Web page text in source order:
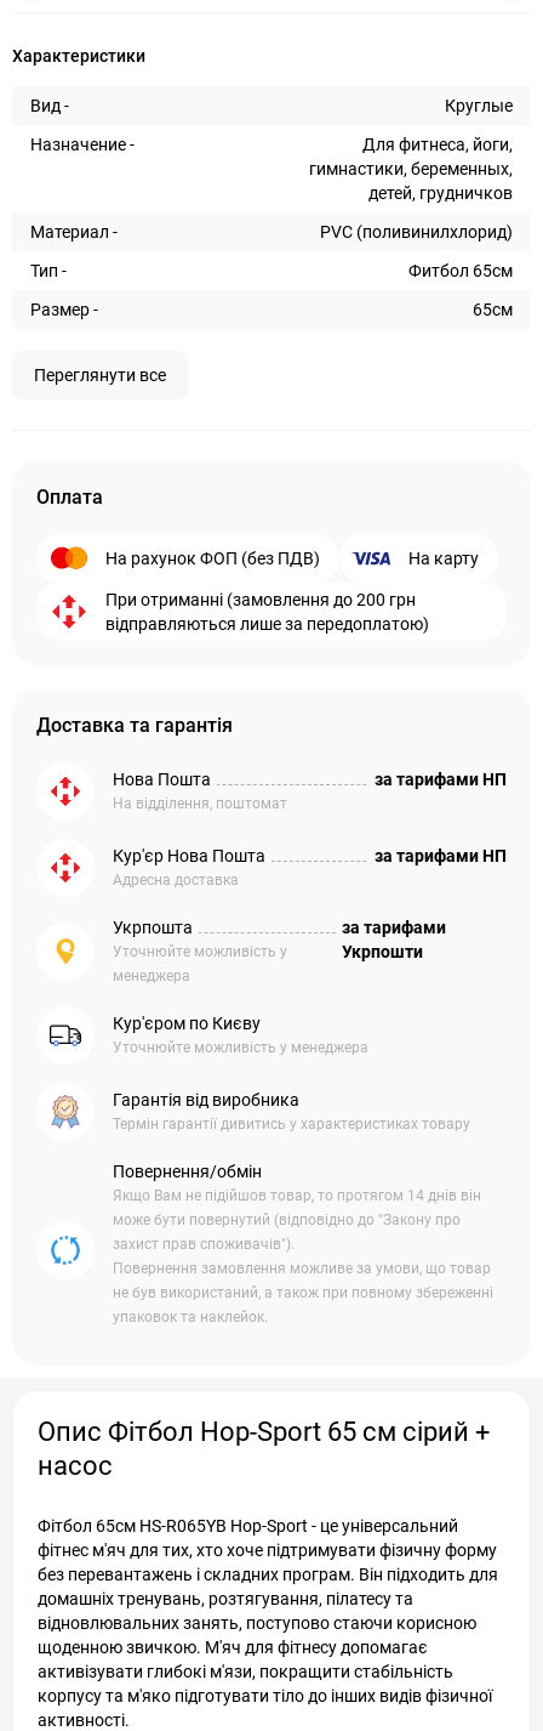
Характеристики
Вид -
Круглые
Назначение -
Для фитнеса, йоги,
гимнастики, беременных,
детей, грудничков
Материал -
PVC (поливинилхлорид)
Тип -
Фитбол 65см
Размер -
65см
Переглянути все
Оплата
На рахунок ФОП (без ПДВ) На карту
При отриманні (замовлення до 200 грн
відправляються лише за передоплатою)
Доставка та гарантія
Нова Пошта
На відділення, поштомат
за тарифами НП
Кур'єр Нова Пошта
Адресна доставка
за тарифами НП
Укрпошта
Уточнюйте можливість у
менеджера
за тарифами
Укрпошти
Кур'єром по Києву
Уточнюйте можливість у менеджера
Гарантія від виробника
Термін гарантії дивитись у характеристиках товару
Повернення/обмін
Якщо Вам не підійшов товар, то протягом 14 днів він
може бути повернутий (відповідно до "Закону про
захист прав споживачів").
Повернення замовлення можливе за умови, що товар
не був використаний, а також при повному збереженні
упаковок та наклейок.
Опис Фітбол Hop-Sport 65 см сірий +
насос
Фітбол 65см HS-R065YB Hop-Sport - це універсальний
фітнес м'яч для тих, хто хоче підтримувати фізичну форму
без перевантажень і складних програм. Він підходить для
домашніх тренувань, розтягування, пілатесу та
відновлювальних занять, поступово стаючи корисною
щоденною звичкою. М'яч для фітнесу допомагає
активізувати глибокі м'язи, покращити стабільність
корпусу та м'яко підготувати тіло до інших видів фізичної
активності.